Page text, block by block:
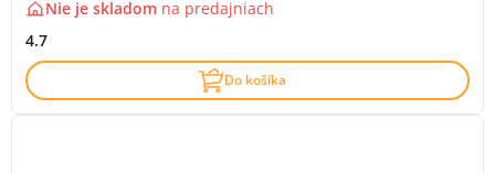
Nie je skladom na predajniach
4.7
Do košíka